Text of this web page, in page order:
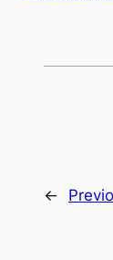
←